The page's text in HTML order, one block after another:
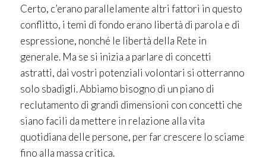
Certo, c’erano parallelamente altri fattori in questo
conflitto, i temi di fondo erano libertà di parola e di
espressione, nonché le libertà della Rete in
generale. Ma se si inizia a parlare di concetti
astratti, dai vostri potenziali volontari si otterranno
solo sbadigli. Abbiamo bisogno di un piano di
reclutamento di grandi dimensioni con concetti che
siano facili da mettere in relazione alla vita
quotidiana delle persone, per far crescere lo sciame
fino alla massa critica.